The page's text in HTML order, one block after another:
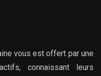
vous est offert par une
connaissant leurs